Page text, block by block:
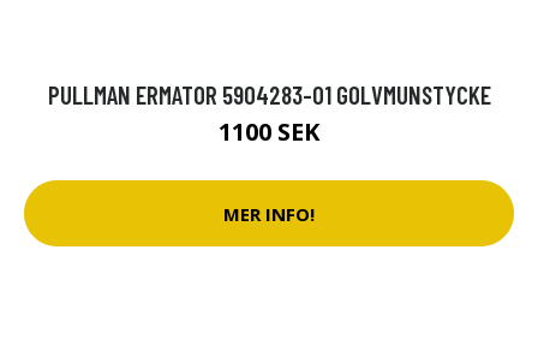
PULLMAN ERMATOR 5904283-01 GOLVMUNSTYCKE
1100 SEK
MER INFO!